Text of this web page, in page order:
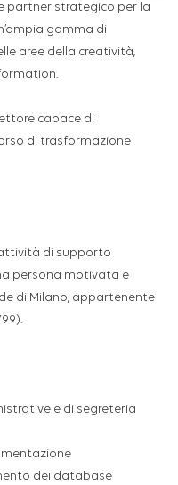
partner strategico per la
gamma di
aree della creatività,
capace di
di trasformazione
di supporto
persona motivata e
di Milano, appartenente
e di segreteria
dei database